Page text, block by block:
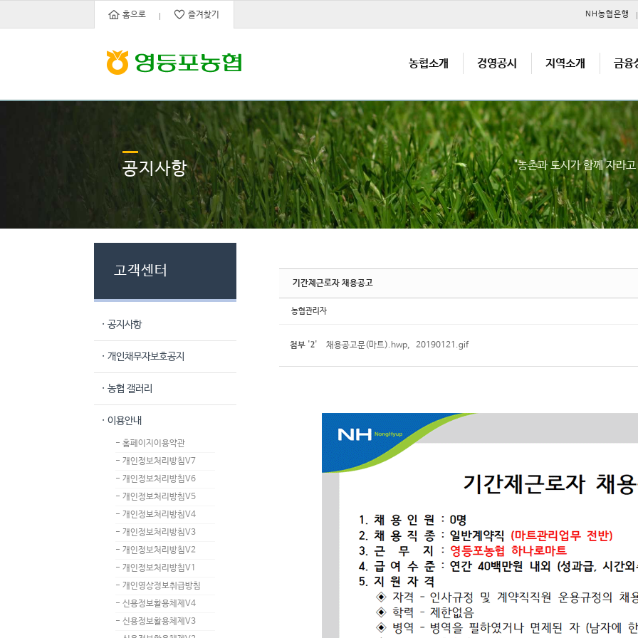
홈으로 즐겨찾기 NH농협은행
농협소개 경영공시 지역소개 금융
공지사항 "농촌과 도시가 함께 자라
고객센터
· 공지사항
· 개인채무자보호공지
· 농협 갤러리
· 이용안내
- 홈페이지이용약관
- 개인정보처리방침V7
- 개인정보처리방침V6
- 개인정보처리방침V5
- 개인정보처리방침V4
- 개인정보처리방침V3
- 개인정보처리방침V2
- 개인정보처리방침V1
- 개인영상정보취급방침
- 신용정보활용체제V4
- 신용정보활용체제V3
기간제근로자 채용공고
농협관리자
첨부 '2' 채용공고문(마트).hwp, 20190121.gif